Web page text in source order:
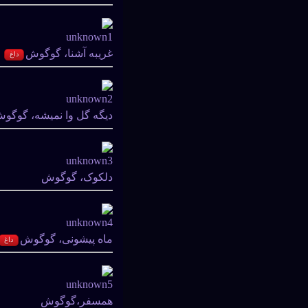
غریبه آشنا، گوگوش داغ
دیگه گل وا نمیشه،
دلکوک، گوگوش
ماه پیشونی، گوگوش داغ
همسفر،گوگوش